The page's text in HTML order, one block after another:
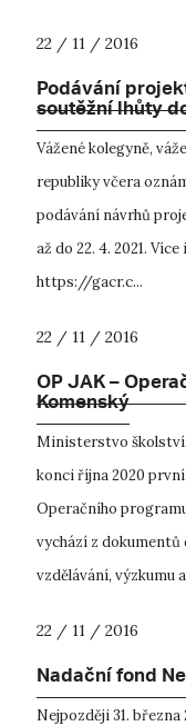
22 / 11 / 2016
Podávání
soutěžní lhůty
Vážené kolegyně,
republiky včera
podávání návrhů
až do 22. 4. 2021.
https://gacr.c...
22 / 11 / 2016
OP JAK –
Komenský
Ministerstvo školství,
konci října 2020
Operačního
vychází z
vzdělávání, výzkumu
22 / 11 / 2016
Nadační fond
Nejpozději 31.